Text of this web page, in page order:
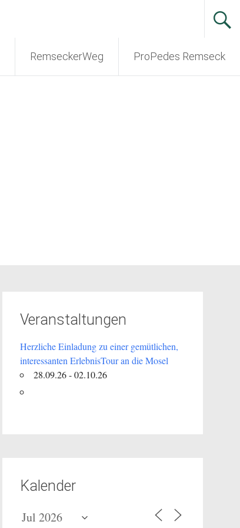
RemseckerWeg ProPedes Remseck
Veranstaltungen
Herzliche Einladung zu einer gemütlichen,
interessanten ErlebnisTour an die Mosel
28.09.26 - 02.10.26
Kalender